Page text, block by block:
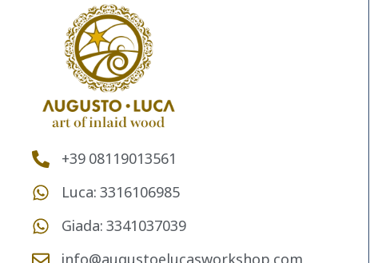
+39 08119013561
Luca: 3316106985
Giada: 3341037039